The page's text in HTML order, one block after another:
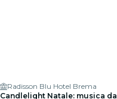
Radisson Blu Hotel Brema
Candlelight Natale: musica da